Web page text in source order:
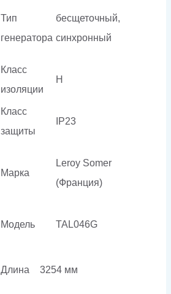
Тип
генератора
бесщеточный,
синхронный
Класс
изоляции
H
Класс
защиты
IP23
Марка
Leroy Somer
(Франция)
Модель TAL046G
Длина 3254 мм